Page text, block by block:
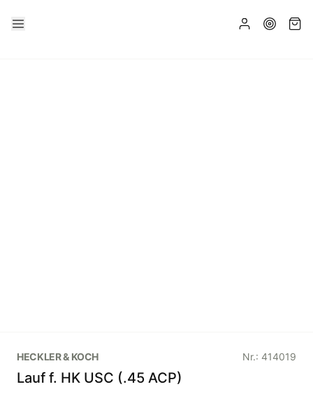
HECKLER & KOCH Nr.: 414019
Lauf f. HK USC (.45 ACP)